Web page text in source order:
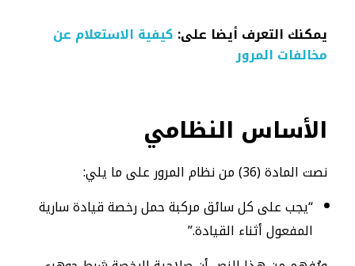
يمكنك التعرف أيضا على: كيفية الاستعلام عن
مخالفات المرور​
الأساس النظامي
نصت المادة (36) من نظام المرور على ما يلي:
“يجب على كل سائق مركبة حمل رخصة قيادة سارية
المفعول أثناء القيادة.”